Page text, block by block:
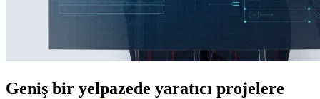
Geniş bir yelpazede yaratıcı projelere